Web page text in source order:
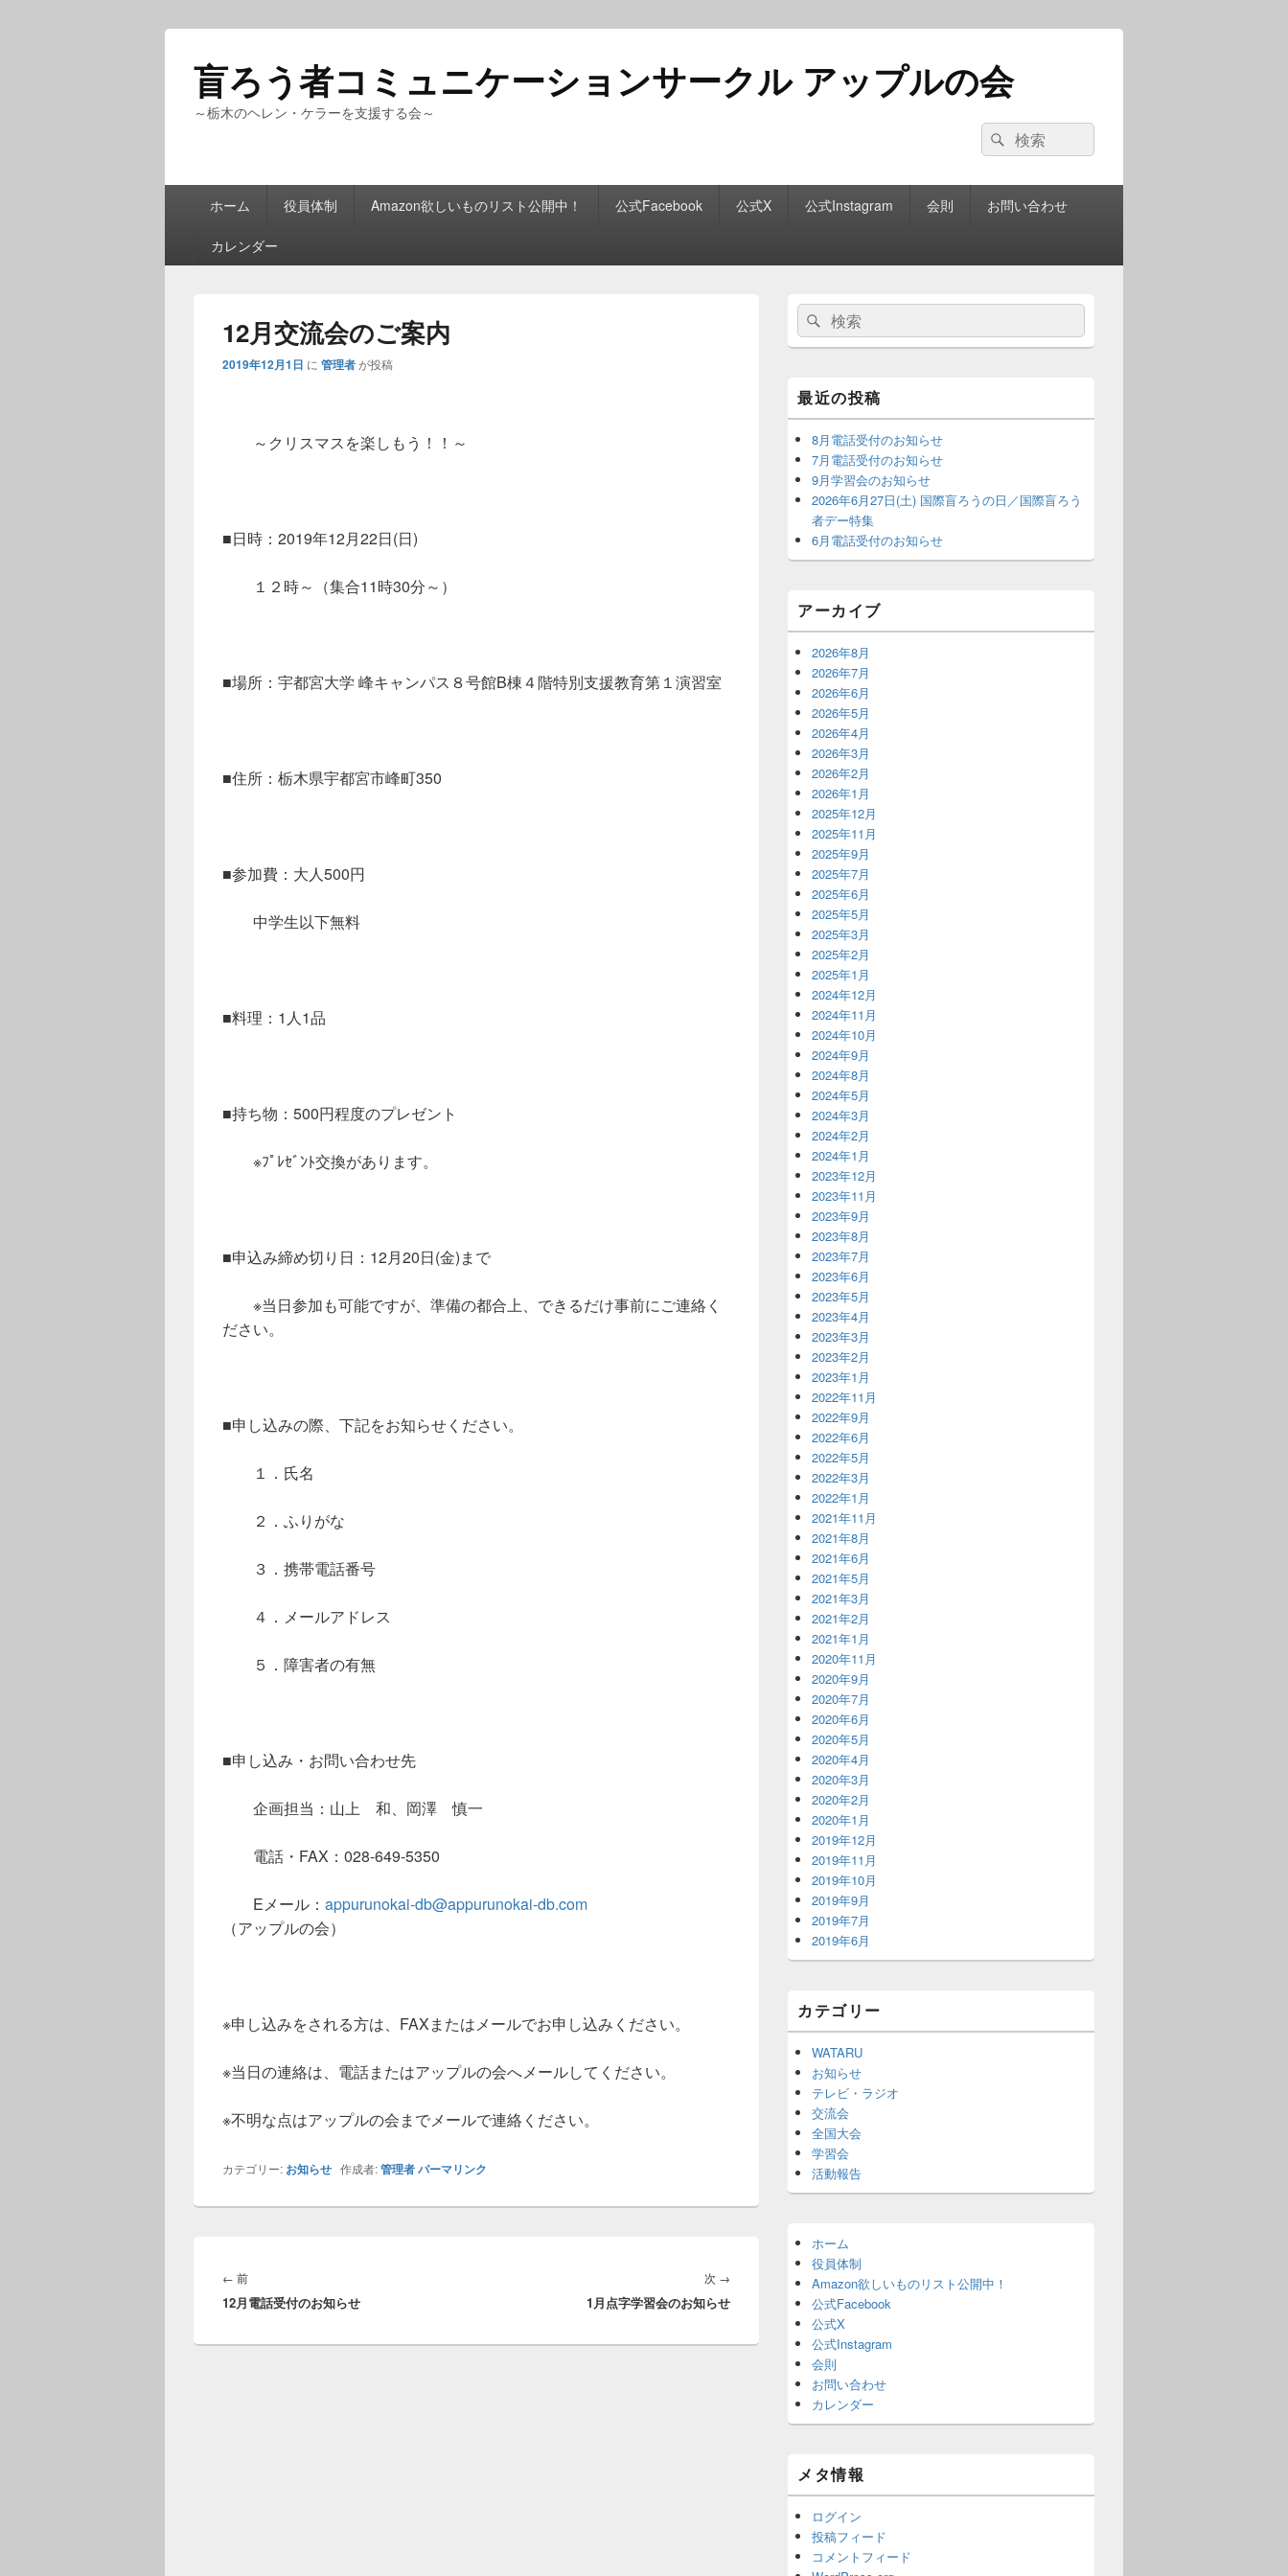
盲ろう者コミュニケーションサークル アップルの会
～栃木のヘレン・ケラーを支援する会～
検
索:
検
索
ホーム 役員体制 Amazon欲しいものリスト公開中！ 公式Facebook 公式X 公式Instagram 会則 お問い合わせ
カレンダー
12月交流会のご案内
2019年12月1日 に 管理者が投稿
～クリスマスを楽しもう！！～
■日時：2019年12月22日(日)
１２時～（集合11時30分～）
■場所：宇都宮大学 峰キャンパス８号館B棟４階特別支援教育第１演習室
■住所：栃木県宇都宮市峰町350
■参加費：大人500円
中学生以下無料
■料理：1人1品
■持ち物：500円程度のプレゼント
※ﾌﾟﾚｾﾞﾝﾄ交換があります。
■申込み締め切り日：12月20日(金)まで
※当日参加も可能ですが、準備の都合上、できるだけ事前にご連絡く
ださい。
■申し込みの際、下記をお知らせください。
１．氏名
２．ふりがな
３．携帯電話番号
４．メールアドレス
５．障害者の有無
■申し込み・お問い合わせ先
企画担当：山上 和、岡澤 慎一
電話・FAX：028-649-5350
Eメール： appurunokai-db@appurunokai-db.com
（アップルの会）
※申し込みをされる方は、FAXまたはメールでお申し込みください。
※当日の連絡は、電話またはアップルの会へメールしてください。
※不明な点はアップルの会までメールで連絡ください。
カテゴリー: お知らせ 作成者:管理者パーマリンク
稿
ナ
ゲ
← 前前
の
稿:
12月電話受付のお知らせ
次 →
の
稿:
1月点字学習会のお知らせ
メ
ン
サ
バ
ー
ウ
ィ
ジ
ッ
エ
リ
検
索:
検
索
最近の投稿
8月電話受付のお知らせ
7月電話受付のお知らせ
9月学習会のお知らせ
2026年6月27日(土) 国際盲ろうの日／国際盲ろう
者デー特集
6月電話受付のお知らせ
アーカイブ
2026年8月
2026年7月
2026年6月
2026年5月
2026年4月
2026年3月
2026年2月
2026年1月
2025年12月
2025年11月
2025年9月
2025年7月
2025年6月
2025年5月
2025年3月
2025年2月
2025年1月
2024年12月
2024年11月
2024年10月
2024年9月
2024年8月
2024年5月
2024年3月
2024年2月
2024年1月
2023年12月
2023年11月
2023年9月
2023年8月
2023年7月
2023年6月
2023年5月
2023年4月
2023年3月
2023年2月
2023年1月
2022年11月
2022年9月
2022年6月
2022年5月
2022年3月
2022年1月
2021年11月
2021年8月
2021年6月
2021年5月
2021年3月
2021年2月
2021年1月
2020年11月
2020年9月
2020年7月
2020年6月
2020年5月
2020年4月
2020年3月
2020年2月
2020年1月
2019年12月
2019年11月
2019年10月
2019年9月
2019年7月
2019年6月
カテゴリー
WATARU
お知らせ
テレビ・ラジオ
交流会
全国大会
学習会
活動報告
ホーム
役員体制
Amazon欲しいものリスト公開中！
公式Facebook
公式X
公式Instagram
会則
お問い合わせ
カレンダー
メタ情報
ログイン
投稿フィード
コメントフィード